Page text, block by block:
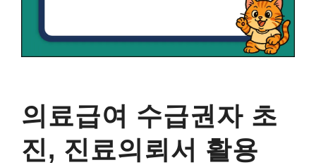
의료급여 수급권자 초
진, 진료의뢰서 활용